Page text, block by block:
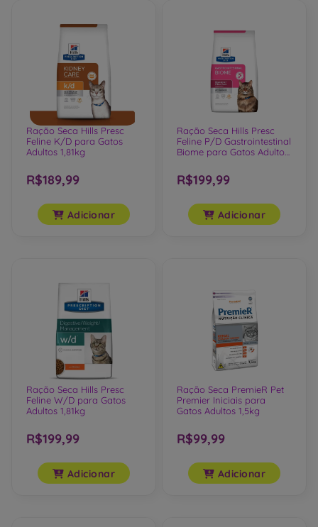
Ração Seca Hills Presc
Feline K/D para Gatos
Adultos 1,81kg
R$189,99
Adicionar
Ração Seca Hills Presc
Feline P/D Gastrointestinal
Biome para Gatos Adultos
R$199,99
Adicionar
Ração Seca Hills Presc
Feline W/D para Gatos
Adultos 1,81kg
R$199,99
Adicionar
Ração Seca PremieR Pet
Premier Iniciais para
Gatos Adultos 1,5kg
R$99,99
Adicionar